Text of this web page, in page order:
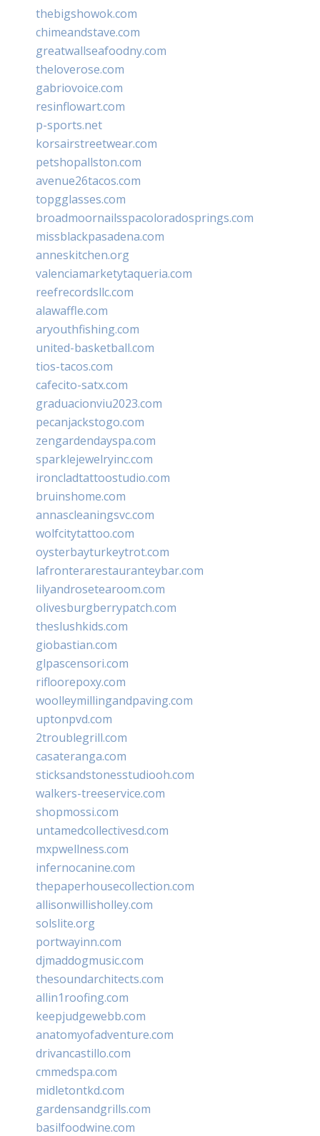
thebigshowok.com
chimeandstave.com
greatwallseafoodny.com
theloverose.com
gabriovoice.com
resinflowart.com
p-sports.net
korsairstreetwear.com
petshopallston.com
avenue26tacos.com
topgglasses.com
broadmoornailsspacoloradosprings.com
missblackpasadena.com
anneskitchen.org
valenciamarketytaqueria.com
reefrecordsllc.com
alawaffle.com
aryouthfishing.com
united-basketball.com
tios-tacos.com
cafecito-satx.com
graduacionviu2023.com
pecanjackstogo.com
zengardendayspa.com
sparklejewelryinc.com
ironcladtattoostudio.com
bruinshome.com
annascleaningsvc.com
wolfcitytattoo.com
oysterbayturkeytrot.com
lafronterarestauranteybar.com
lilyandrosetearoom.com
olivesburgberrypatch.com
theslushkids.com
giobastian.com
glpascensori.com
rifloorepoxy.com
woolleymillingandpaving.com
uptonpvd.com
2troublegrill.com
casateranga.com
sticksandstonesstudiooh.com
walkers-treeservice.com
shopmossi.com
untamedcollectivesd.com
mxpwellness.com
infernocanine.com
thepaperhousecollection.com
allisonwillisholley.com
solslite.org
portwayinn.com
djmaddogmusic.com
thesoundarchitects.com
allin1roofing.com
keepjudgewebb.com
anatomyofadventure.com
drivancastillo.com
cmmedspa.com
midletontkd.com
gardensandgrills.com
basilfoodwine.com